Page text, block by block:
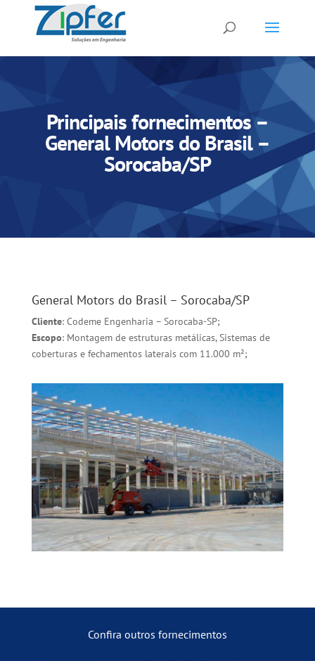
Principais fornecimentos –
General Motors do Brasil –
Sorocaba/SP
General Motors do Brasil – Sorocaba/SP
Cliente: Codeme Engenharia – Sorocaba-SP;
Escopo: Montagem de estruturas metálicas, Sistemas de
coberturas e fechamentos laterais com 11.000 m²;
Confira outros fornecimentos